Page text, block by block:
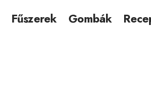
Fűszerek Gombák